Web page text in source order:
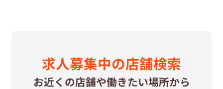
求⼈募集中の店舗検索
お近くの店舗や働きたい場所から